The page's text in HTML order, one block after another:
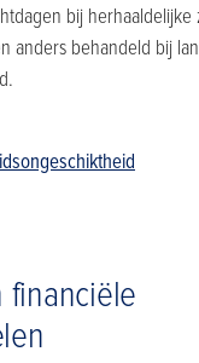
bij
anders behandeld bij
financiële